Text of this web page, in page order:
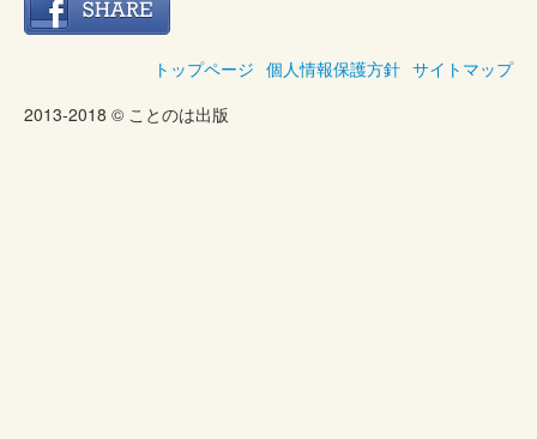
トップページ 個人情報保護方針 サイトマップ
2013-2018 © ことのは出版